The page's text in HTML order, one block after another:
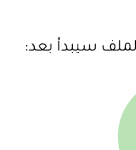
سيبدأ بعد: